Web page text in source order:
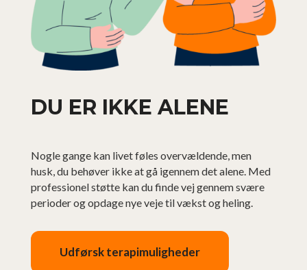
DU ER IKKE ALENE
Nogle gange kan livet føles overvældende, men
husk, du behøver ikke at gå igennem det alene. Med
professionel støtte kan du finde vej gennem svære
perioder og opdage nye veje til vækst og heling.
Udførsk terapimuligheder